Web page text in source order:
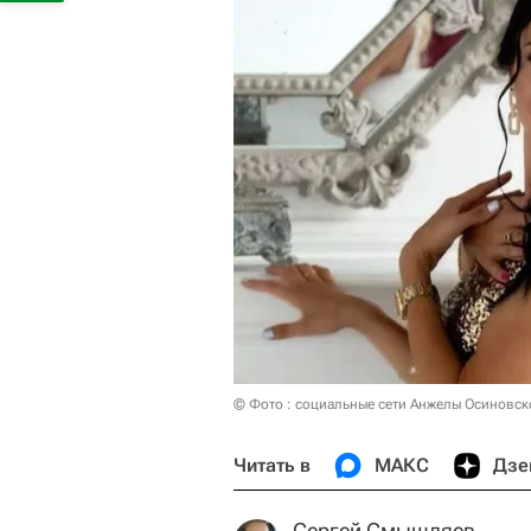
© Фото : социальные сети Анжелы
Читать в МАКС